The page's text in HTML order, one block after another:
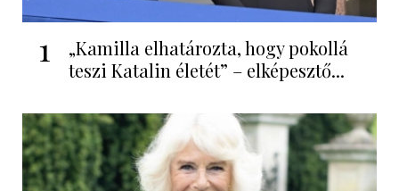
1
„Kamilla elhatározta, hogy pokollá
teszi Katalin életét” – elképesztő...